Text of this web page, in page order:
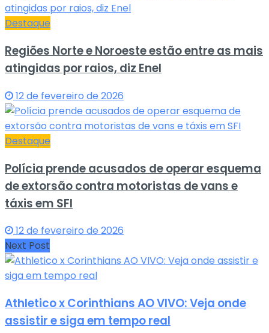
Destaque
Regiões Norte e Noroeste estão entre as mais
atingidas por raios, diz Enel
12 de fevereiro de 2026
Destaque
Polícia prende acusados de operar esquema
de extorsão contra motoristas de vans e
táxis em SFI
12 de fevereiro de 2026
Next Post
Athletico x Corinthians AO VIVO: Veja onde
assistir e siga em tempo real